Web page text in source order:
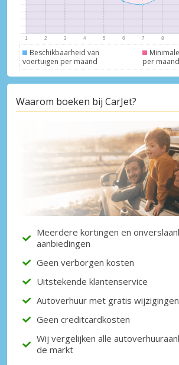
Beschikbaarheid van
voertuigen per maand
per maand
Waarom boeken bij CarJet?
Meerdere kortingen en
aanbiedingen
Geen verborgen kosten
Uitstekende klantenservice
Autoverhuur met gratis wijzigingen
Geen creditcardkosten
Wij vergelijken alle
de markt